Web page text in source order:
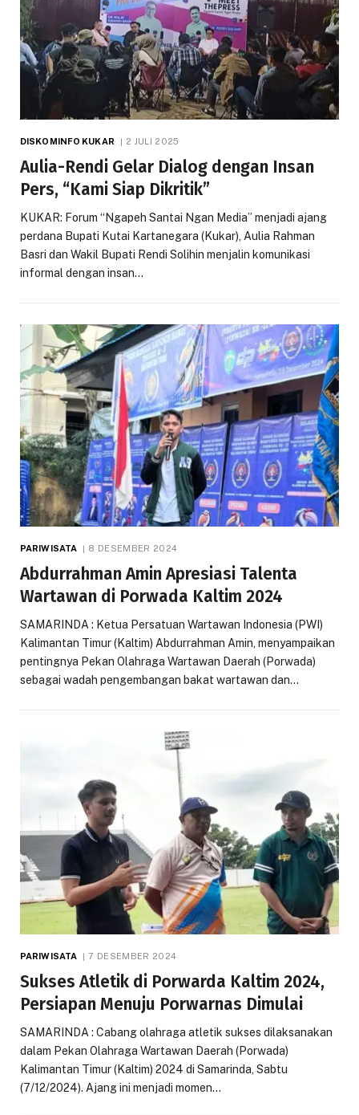
DISKOMINFO KUKAR 2 JULI 2025
Aulia-Rendi Gelar Dialog dengan Insan
Pers, “Kami Siap Dikritik”
KUKAR: Forum “Ngapeh Santai Ngan Media” menjadi ajang
perdana Bupati Kutai Kartanegara (Kukar), Aulia Rahman
Basri dan Wakil Bupati Rendi Solihin menjalin komunikasi
informal dengan insan…
PARIWISATA 8 DESEMBER 2024
Abdurrahman Amin Apresiasi Talenta
Wartawan di Porwada Kaltim 2024
SAMARINDA : Ketua Persatuan Wartawan Indonesia (PWI)
Kalimantan Timur (Kaltim) Abdurrahman Amin, menyampaikan
pentingnya Pekan Olahraga Wartawan Daerah (Porwada)
sebagai wadah pengembangan bakat wartawan dan…
PARIWISATA 7 DESEMBER 2024
Sukses Atletik di Porwarda Kaltim 2024,
Persiapan Menuju Porwarnas Dimulai
SAMARINDA : Cabang olahraga atletik sukses dilaksanakan
dalam Pekan Olahraga Wartawan Daerah (Porwada)
Kalimantan Timur (Kaltim) 2024 di Samarinda, Sabtu
(7/12/2024). Ajang ini menjadi momen…